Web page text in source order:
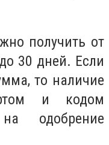
получить от
30 дней. Если
то наличие
и кодом
одобрение